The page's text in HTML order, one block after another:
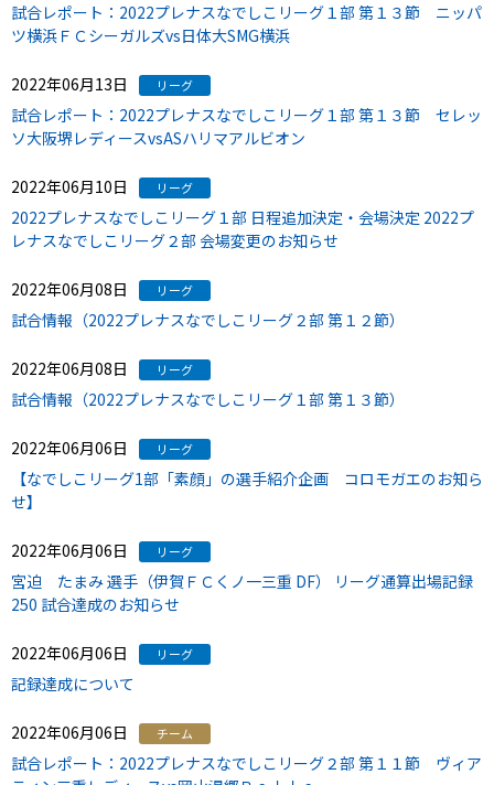
試合レポート：2022プレナスなでしこリーグ１部 第１３節 ニッパ
ツ横浜ＦＣシーガルズvs日体大SMG横浜
2022年06月13日 リーグ
試合レポート：2022プレナスなでしこリーグ１部 第１３節 セレッ
ソ大阪堺レディースvsASハリマアルビオン
2022年06月10日 リーグ
2022プレナスなでしこリーグ１部 日程追加決定・会場決定 2022プ
レナスなでしこリーグ２部 会場変更のお知らせ
2022年06月08日 リーグ
試合情報（2022プレナスなでしこリーグ２部 第１２節）
2022年06月08日 リーグ
試合情報（2022プレナスなでしこリーグ１部 第１３節）
2022年06月06日 リーグ
【なでしこリーグ1部「素顔」の選手紹介企画 コロモガエのお知ら
せ】
2022年06月06日 リーグ
宮迫 たまみ 選手（伊賀ＦＣくノ一三重 DF） リーグ通算出場記録
250 試合達成のお知らせ
2022年06月06日 リーグ
記録達成について
2022年06月06日 チーム
試合レポート：2022プレナスなでしこリーグ２部 第１１節 ヴィア